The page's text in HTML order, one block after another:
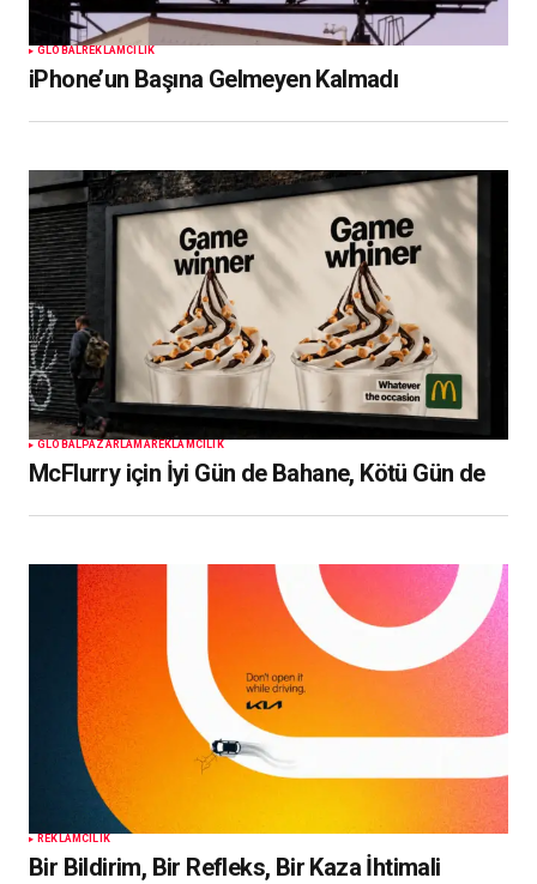
GLOBAL REKLAMCILIK
iPhone’un Başına Gelmeyen Kalmadı
GLOBAL PAZARLAMAREKLAMCILIK
McFlurry için İyi Gün de Bahane, Kötü Gün de
REKLAMCILIK
Bir Bildirim, Bir Refleks, Bir Kaza İhtimali